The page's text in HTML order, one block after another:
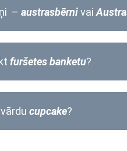
– austrasbērnivai
furšetes banketu?
cupcake?